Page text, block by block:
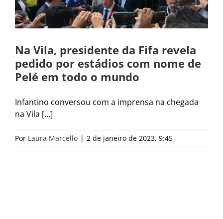
Na Vila, presidente da Fifa revela
pedido por estádios com nome de
Pelé em todo o mundo
Infantino conversou com a imprensa na chegada
na Vila [...]
Por Laura Marcello | 2 de janeiro de 2023, 9:45